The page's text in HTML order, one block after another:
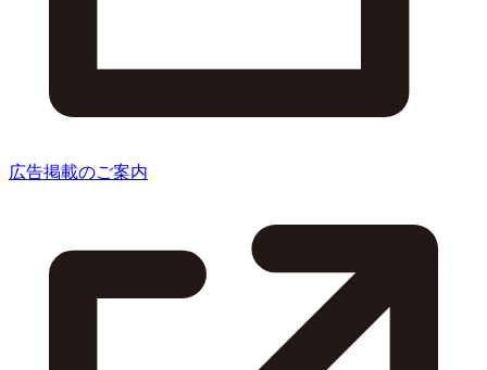
広告掲載のご案内